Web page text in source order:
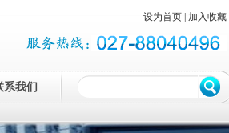
设为首页 加入收藏
系我们